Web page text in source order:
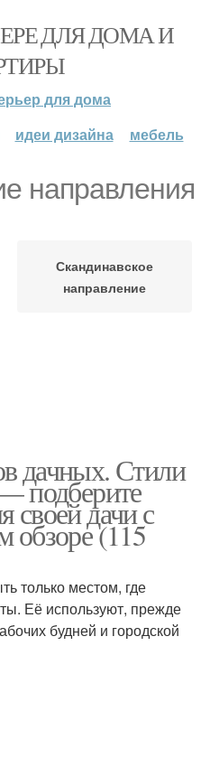
ДЛЯ ДОМА И
для дома
идеи дизайна мебель
направления
Скандинавское
направление
дачных. Стили
подберите
своей дачи с
обзоре (115
только местом, где
Её используют, прежде
будней и городской